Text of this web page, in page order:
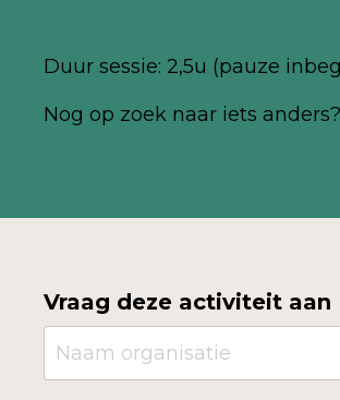
Duur sessie: 2,5u (pauze
Nog op zoek naar iets
Vraag deze activiteit aan